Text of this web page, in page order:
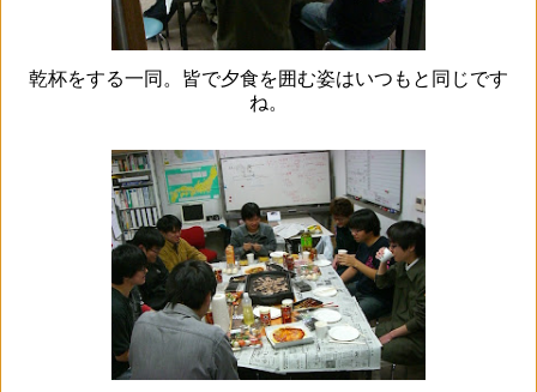
乾杯をする一同。皆で夕食を囲む姿はいつもと同じです
ね。